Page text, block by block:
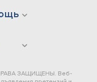
ЗАЩИЩЕНЫ. Веб-